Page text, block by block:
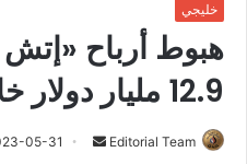
خليجي
12.9 مليار دولار خلال الربع الثاني
Editorial Team
05-31